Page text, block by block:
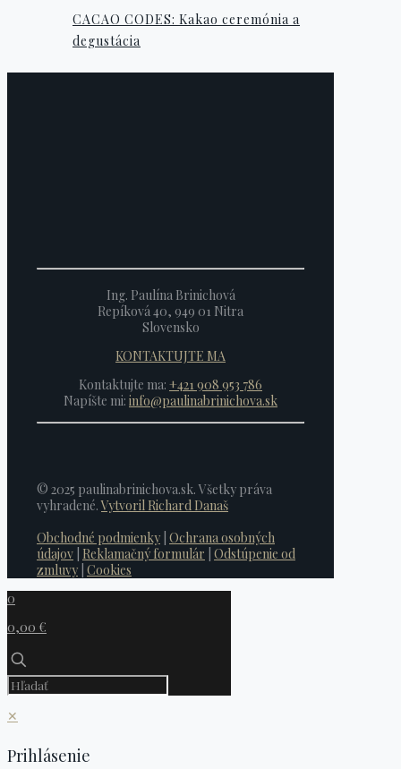
CACAO CODES: Kakao ceremónia a
degustácia
Ing. Paulína Brinichová
Repíková 40, 949 01 Nitra
Slovensko
KONTAKTUJTE MA
Kontaktujte ma: +421 908 953 786
Napíšte mi: info@paulinabrinichova.sk
© 2025 paulinabrinichova.sk. Všetky práva
vyhradené.Vytvoril Richard Današ
Obchodné podmienky Ochrana osobných
údajov Reklamačný formulár Odstúpenie od
zmluvy Cookies
0
0,00 €
✕
Prihlásenie